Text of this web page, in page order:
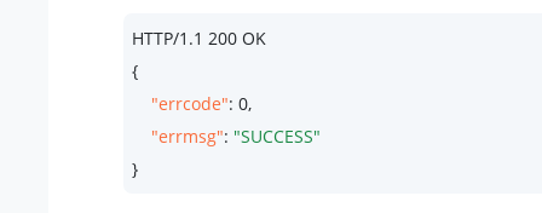
HTTP/1.1 200 OK
{
"errcode": 0,
"errmsg": "SUCCESS"
}